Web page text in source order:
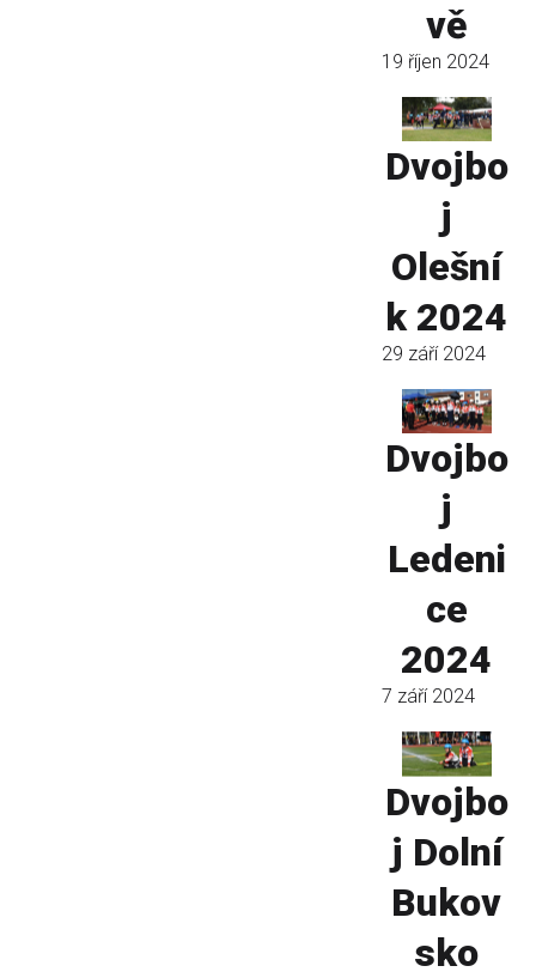
vě
19 říjen 2024
Dvojbo
j
Olešní
k 2024
29 září 2024
Dvojbo
j
Ledeni
ce
2024
7 září 2024
Dvojbo
j Dolní
Bukov
sko